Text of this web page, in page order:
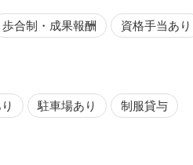
歩合制・成果報酬 資格手当あり
駐車場あり 制服貸与